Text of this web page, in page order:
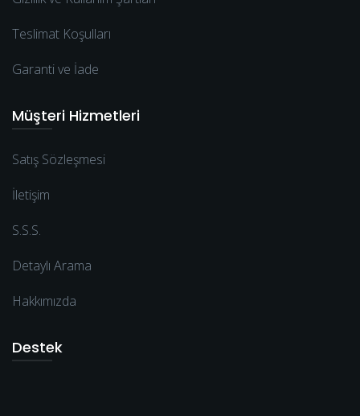
Teslimat Koşulları
Garanti ve İade
Müşteri Hizmetleri
Satış Sözleşmesi
İletişim
S.S.S.
Detaylı Arama
Hakkımızda
Destek